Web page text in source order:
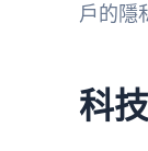
戶的隱
科